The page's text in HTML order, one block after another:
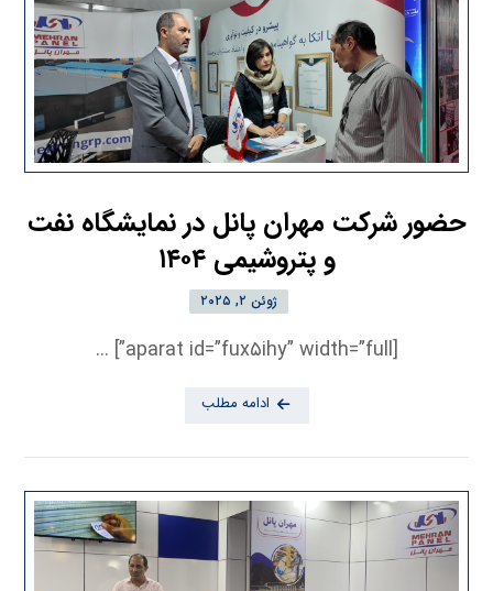
حضور شرکت مهران پانل در نمایشگاه نفت
و پتروشیمی ۱۴۰۴
ژوئن ۲, ۲۰۲۵
[aparat id=”fux۵ihy” width=”full”] ...
ادامه مطلب